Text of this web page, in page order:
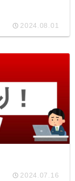
2024.08.01
2024.07.16